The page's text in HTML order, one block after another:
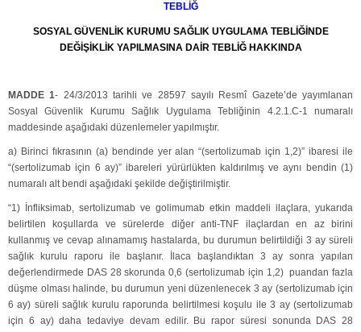
TEBLİĞ
SOSYAL GÜVENLİK KURUMU SAĞLIK UYGULAMA TEBLİĞİNDE
DEĞİŞİKLİK YAPILMASINA DAİR TEBLİĞ HAKKINDA
MADDE 1- 24/3/2013 tarihli ve 28597 sayılı Resmî Gazete’de yayımlanan
Sosyal Güvenlik Kurumu Sağlık Uygulama Tebliğinin 4.2.1.C-1 numaralı
maddesinde aşağıdaki düzenlemeler yapılmıştır.
a) Birinci fıkrasının (a) bendinde yer alan “(sertolizumab için 1,2)” ibaresi ile
“(sertolizumab için 6 ay)” ibareleri yürürlükten kaldırılmış ve aynı bendin (1)
numaralı alt bendi aşağıdaki şekilde değiştirilmiştir.
“1) İnfliksimab, sertolizumab ve golimumab etkin maddeli ilaçlara, yukarıda
belirtilen koşullarda ve sürelerde diğer anti-TNF ilaçlardan en az birini
kullanmış ve cevap alınamamış hastalarda, bu durumun belirtildiği 3 ay süreli
sağlık kurulu raporu ile başlanır. İlaca başlandıktan 3 ay sonra yapılan
değerlendirmede DAS 28 skorunda 0,6 (sertolizumab için 1,2) puandan fazla
düşme olması halinde, bu durumun yeni düzenlenecek 3 ay (sertolizumab için
6 ay) süreli sağlık kurulu raporunda belirtilmesi koşulu ile 3 ay (sertolizumab
için 6 ay) daha tedaviye devam edilir. Bu rapor süresi sonunda DAS 28